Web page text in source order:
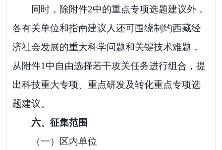
同时，除附件2中的重点专项选题建议外，
各有关单位和指南建议人还可围绕制约西藏经
济社会发展的重大科学问题和关键技术难题，
从附件1 中自由选择若干攻关任务进行组合，提
出科技重大专项、重点研发及转化重点专项选
题建议。
六、征集范围
（一）区内单位